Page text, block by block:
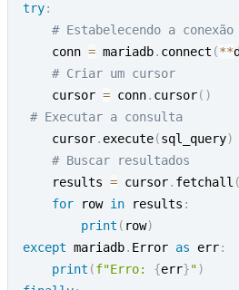
try:
# Estabelecendo a conexão
    conn
= mariadb. connect (**
# Criar um cursor
    cursor
= conn. cursor( )
# Executar a consulta
    cursor
. execute(sql_query)
# Buscar resultados
    results
= cursor. fetchall (
for row in results :
print ( row)
except mariadb. Error as err:
print (f"Erro: {err}")